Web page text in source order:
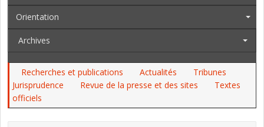
Orientation
Archives
Recherches et publications Actualités
Tribunes
Jurisprudence
Revue de la presse et des sites
Textes
officiels